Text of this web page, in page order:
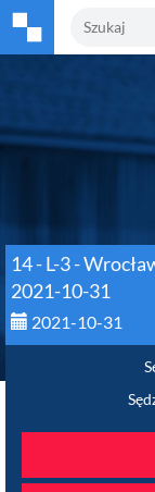
14 - L-3 -
2021-10-31
2021-10-31